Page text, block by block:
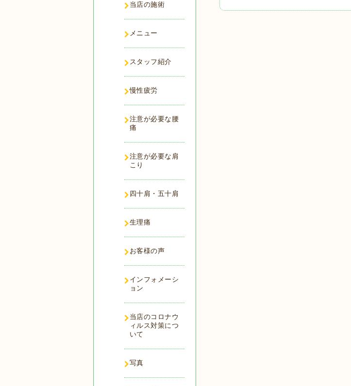
当店の施術
メニュー
スタッフ紹介
慢性疲労
注意が必要な腰
痛
注意が必要な肩
こり
四十肩・五十肩
生理痛
お客様の声
インフォメーシ
ョン
当店のコロナウ
ィルス対策につ
いて
写真